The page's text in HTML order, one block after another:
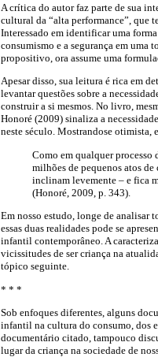
A crítica do autor faz parte de sua
cultural da “alta performance”, que
Interessado em identificar uma
consumismo e a segurança em uma
propositivo, ora assume uma
Apesar disso, sua leitura é rica em
levantar questões sobre a
construir a si mesmos. No livro,
Honoré (2009) sinaliza a
neste século. Mostrando­se otimista,
Como em qualquer processo
milhões de pequenos atos de
inclinam levemente – e fica
(Honoré, 2009, p. 343).
Em nosso estudo, longe de analisar
essas duas realidades pode se
infantil contemporâneo. A
vicissitudes de ser criança na
tópico seguinte.
* * *
Sob enfoques diferentes, alguns
infantil na cultura do consumo, dos
documentário citado, tampouco
lugar da criança na sociedade de